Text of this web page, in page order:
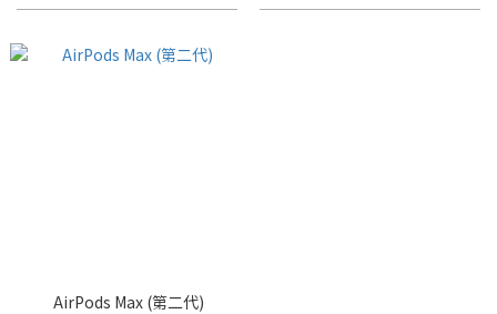
AirPods Max (第二代)